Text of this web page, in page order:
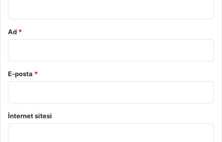
Ad *
E-posta *
İnternet sitesi